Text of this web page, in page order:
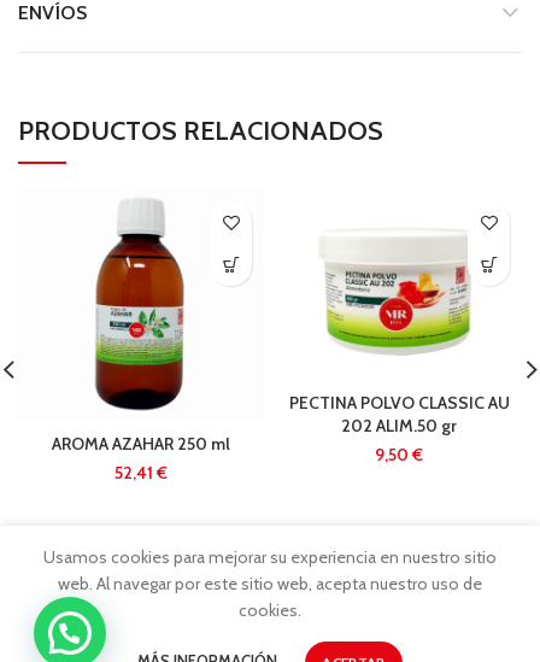
ENVÍOS
PRODUCTOS RELACIONADOS
AROMA AZAHAR 250 ml
€
PECTINA POLVO CLASSIC AU
202 ALIM.50 gr
€
Usamos cookies para mejorar su experiencia en nuestro sitio
web. Al navegar por este sitio web, acepta nuestro uso de
cookies.